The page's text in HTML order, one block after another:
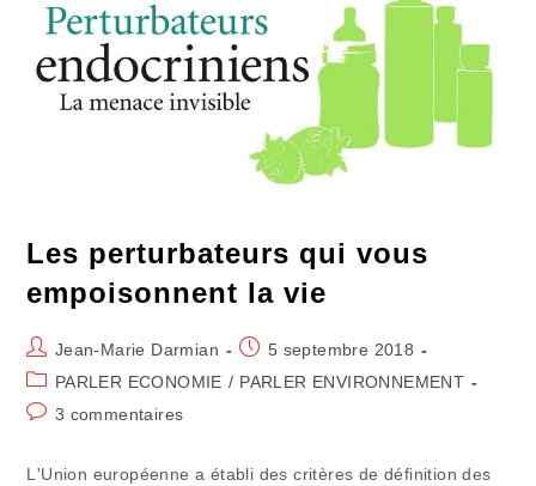
Les perturbateurs qui vous
empoisonnent la vie
Auteur/autrice
de
publication :
Jean-Marie Darmian
Publication
publiée :
5 septembre 2018
Post
category:
PARLER ECONOMIE / PARLER ENVIRONNEMENT
Commentaires
3 commentaires
L'Union européenne a établi des critères de définition des